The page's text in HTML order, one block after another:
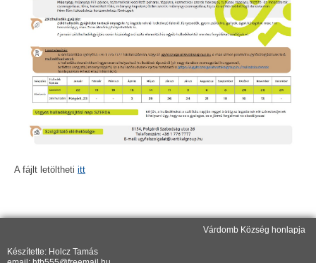
A fájlt letöltheti itt
Várdomb Község honlapja
Készítette: Holcz Tamás